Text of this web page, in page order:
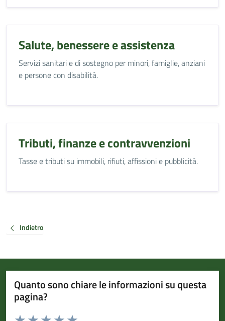
Salute, benessere e assistenza
Servizi sanitari e di sostegno per minori, famiglie, anziani
e persone con disabilità.
Tributi, finanze e contravvenzioni
Tasse e tributi su immobili, rifiuti, affissioni e pubblicità.
Indietro
Quanto sono chiare le informazioni su questa
pagina?
Valuta da 1 a 5 stelle la pagina